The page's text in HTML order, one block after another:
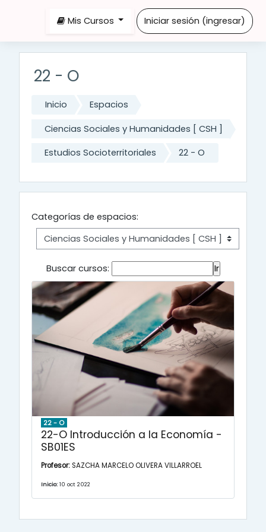
Mis Cursos Iniciar sesión (ingresar)
22 - O
Inicio Espacios
Ciencias Sociales y Humanidades [ CSH ]
Estudios Socioterritoriales 22 - O
Categorías de espacios:
Buscar cursos:
22 - O
22-O Introducción a la Economía -
SB01ES
Profesor:SAZCHA MARCELO OLIVERA VILLARROEL
Inicio: 10 oct 2022